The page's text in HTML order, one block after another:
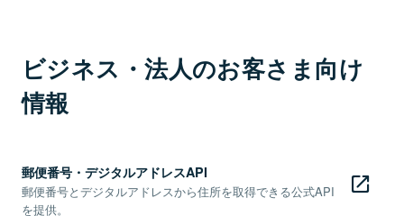
ビジネス・法人のお客さま向け
情報
郵便番号・デジタルアドレスAPI
郵便番号とデジタルアドレスから住所を取得できる公式API
を提供。